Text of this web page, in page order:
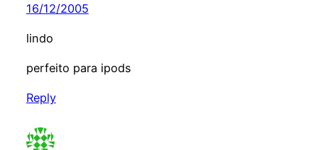
16/12/2005
lindo
perfeito para ipods
Reply